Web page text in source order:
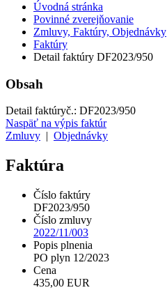
Úvodná stránka
Povinné zverejňovanie
Zmluvy, Faktúry, Objednávky
Faktúry
Detail faktúry DF2023/950
Obsah
Detail faktúryč.: DF2023/950
Naspäť na výpis faktúr
Zmluvy
Objednávky
Faktúra
Číslo faktúry
DF2023/950
Číslo zmluvy
2022/11/003
Popis plnenia
PO plyn 12/2023
Cena
435,00 EUR